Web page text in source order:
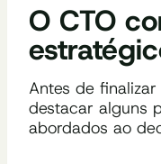
O CTO
Antes de
destacar alguns
abordados ao